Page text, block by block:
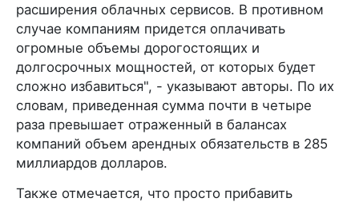
расширения облачных сервисов. В противном
случае компаниям придется оплачивать
огромные объемы дорогостоящих и
долгосрочных мощностей, от которых будет
сложно избавиться", - указывают авторы. По их
словам, приведенная сумма почти в четыре
раза превышает отраженный в балансах
компаний объем арендных обязательств в 285
миллиардов долларов.
Также отмечается, что просто прибавить